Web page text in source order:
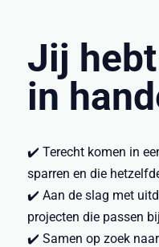
Jij
in
✔️ Terecht komen in
sparren en die
✔️ Aan de slag met
projecten die passen
✔️ Samen op zoek